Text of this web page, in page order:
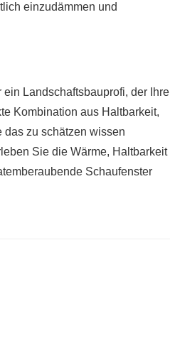
einzudämmen und
Landschaftsbauprofi, der Ihre
Kombination aus Haltbarkeit,
das zu schätzen wissen
Sie die Wärme, Haltbarkeit
Schaufenster